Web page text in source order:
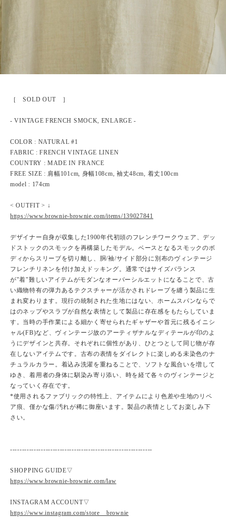
［ SOLD OUT ］
- VINTAGE FRENCH SMOCK, ENLARGE -
COLOR : NATURAL #1
FABRIC : FRENCH VINTAGE LINEN
COUNTRY : MADE IN FRANCE
FREE SIZE : 肩幅101cm, 身幅108cm, 袖丈48cm, 着丈100cm
model : 174cm
< OUTFIT > ↓
https://www.brownie-brownie.com/items/139027841
デザイナー自身が収集した1900年代初頭のフレンチワークウェア、デッ
ドストックのスモックを再構築したモデル。ベースとなるスモックのボ
ディからスリーブを切り離し、胴/袖/サイド部分に別布のヴィンテージ
フレンチリネンを付け加えドッキング。通常ではサイズバランス
が"着"難しいアイテムがモダンなオーバーシルエットになることで、古
い織物特有の弾力あるテクスチャーが活かされドレープを纏う製品に生
まれ変わります。現行の統制された生地にはない、ホームスパンならで
はのネップやスラブが自然な表情として製品に存在感をもたらしていま
す。当時の手作業による細かく寄せられたギャザーや首元に残るイニシ
ャル(FB)など、ヴィンテージ故のアーティザナルなディテールが印のよ
うにデザインと共存。それぞれに個性があり、ひとつとして同じ物が存
在しないアイテムです。古布の表情をダイレクトに楽しめる未染色のナ
チュラルカラー。着込み洗濯を重ねることで、ソフトな風合いを増して
ゆき、着用者の身体に馴染み寄り添い、時を経て各々のヴィンテージと
なっていく存在です。
*使用されるファブリックの特性上、アイテムにより色差や生地のリペ
ア痕、僅かな傷/汚れが稀に御座います。製品の表情としてお楽しみ下
さい。
------------------------------------------------------------
SHOPPING GUIDE▽
https://www.brownie-brownie.com/law
INSTAGRAM ACCOUNT▽
https://www.instagram.com/store__brownie